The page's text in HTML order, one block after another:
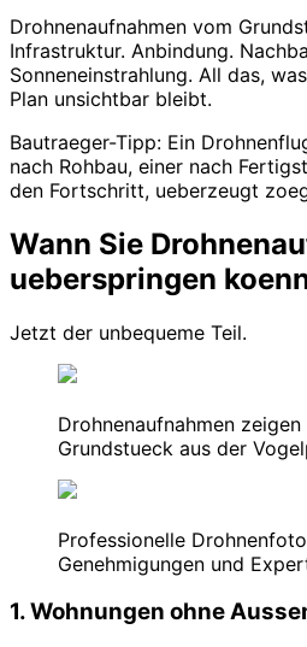
Drohnenaufnahmen vom
Infrastruktur. Anbindung.
Sonneneinstrahlung. All das,
Plan unsichtbar bleibt.
Bautraeger-Tipp: Ein
nach Rohbau, einer nach
den Fortschritt, ueberzeugt
Wann Sie
ueberspringen
Jetzt der unbequeme Teil.
Drohnenaufnahmen
Grundstueck aus der
Professionelle
Genehmigungen und
1. Wohnungen ohne